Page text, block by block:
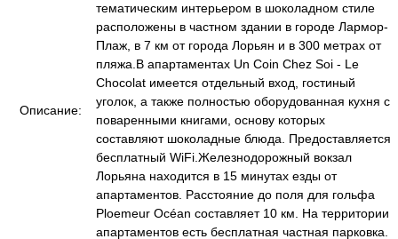
Описание:
тематическим интерьером в шоколадном стиле
расположены в частном здании в городе Лармор-
Плаж, в 7 км от города Лорьян и в 300 метрах от
пляжа.В апартаментах Un Coin Chez Soi - Le
Chocolat имеется отдельный вход, гостиный
уголок, а также полностью оборудованная кухня с
поваренными книгами, основу которых
составляют шоколадные блюда. Предоставляется
бесплатный WiFi.Железнодорожный вокзал
Лорьяна находится в 15 минутах езды от
апартаментов. Расстояние до поля для гольфа
Ploemeur Océan составляет 10 км. На территории
апартаментов есть бесплатная частная парковка.